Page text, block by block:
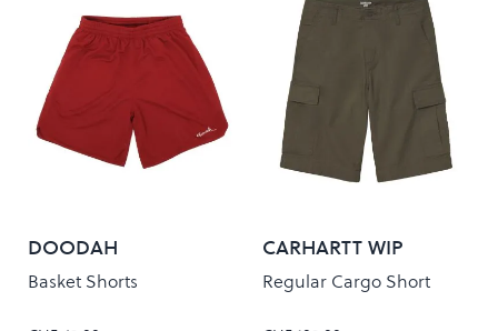
DOODAH
Basket Shorts
CARHARTT WIP
Regular Cargo Short